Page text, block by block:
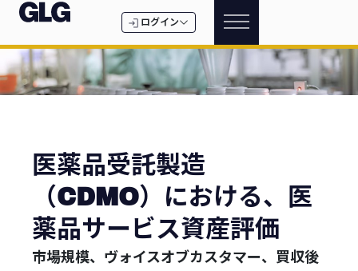
ログイン
医薬品受託製造
（CDMO）における、医
薬品サービス資産評価
市場規模、ヴォイスオブカスタマー、買収後